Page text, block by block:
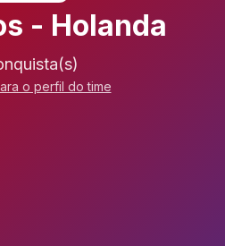
- Holanda
o perfil do time